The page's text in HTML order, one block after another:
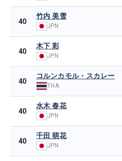
40
竹内 美雪
JPN
40
木下 彩
JPN
40
コルンカモル・スカレー
THA
40
水木 春花
JPN
40
千田 萌花
JPN